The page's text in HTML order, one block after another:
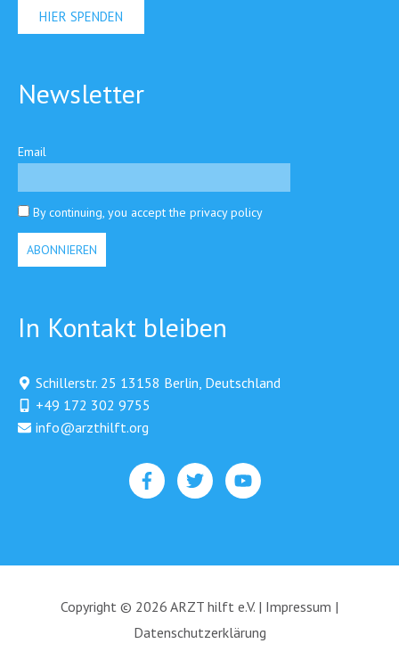
HIER SPENDEN
Newsletter
Email
By continuing, you accept the privacy policy
In Kontakt bleiben
Schillerstr. 25 13158 Berlin, Deutschland
+49 172 302 9755
info@arzthilft.org​
Copyright © 2026 ARZT hilft e.V. | Impressum |
Datenschutzerklärung